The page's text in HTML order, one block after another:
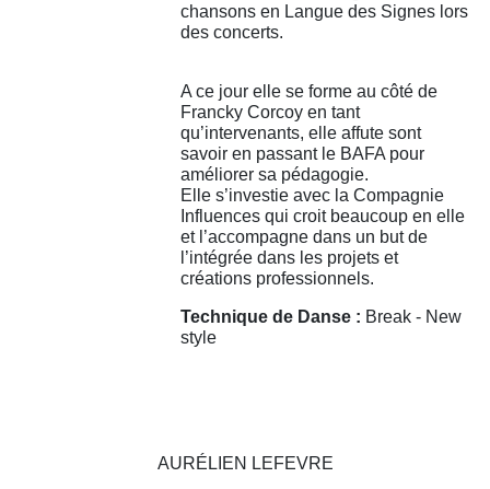
chansons en Langue des Signes lors
des concerts.
A ce jour elle se forme au côté de
Francky Corcoy en tant
qu’intervenants, elle affute sont
savoir en passant le BAFA pour
améliorer sa pédagogie.
Elle s’investie avec la Compagnie
Influences qui croit beaucoup en elle
et l’accompagne dans un but de
l’intégrée dans les projets et
créations professionnels.
Technique de Danse : Break - New
style
AURÉLIEN LEFEVRE